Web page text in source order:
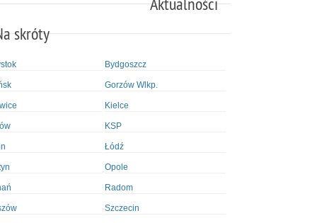
skróty
Bydgoszcz
Gorzów Wlkp.
Kielce
KSP
Łódź
Opole
Radom
Szczecin